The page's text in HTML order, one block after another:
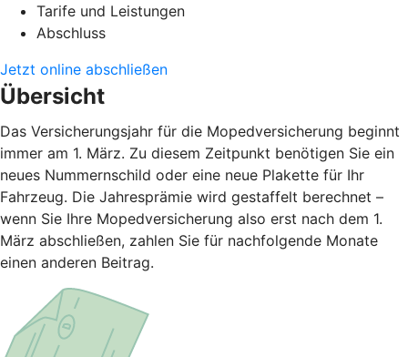
Tarife und Leistungen
Abschluss
Jetzt online abschließen
Übersicht
Das Versicherungsjahr für die Mopedversicherung beginnt
immer am 1. März. Zu diesem Zeitpunkt benötigen Sie ein
neues Nummernschild oder eine neue Plakette für Ihr
Fahrzeug. Die Jahresprämie wird gestaffelt berechnet –
wenn Sie Ihre Mopedversicherung also erst nach dem 1.
März abschließen, zahlen Sie für nachfolgende Monate
einen anderen Beitrag.